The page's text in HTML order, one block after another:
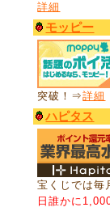
詳細
モッピー
突破！⇒詳細
ハピタス
宝くじでは毎
日誰かに